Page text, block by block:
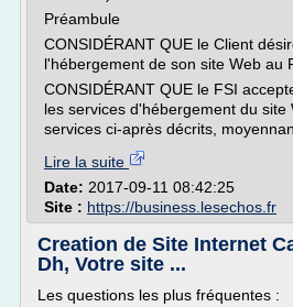
Préambule
CONSIDÉRANT QUE le Client
l'hébergement de son site Web au
CONSIDÉRANT QUE le FSI
les services d'hébergement du site
services ci-après décrits,
Lire la suite
Date: 2017-09-11 08:42:25
Site : https://business.lesechos.fr
Creation de Site Internet
Dh, Votre site ...
Les questions les plus fréquentes :